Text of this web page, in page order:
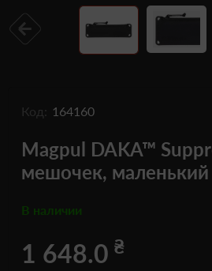
Код: 164160
Magpul DAKA™
мешочек,
В наличии
1 648.0 ₴